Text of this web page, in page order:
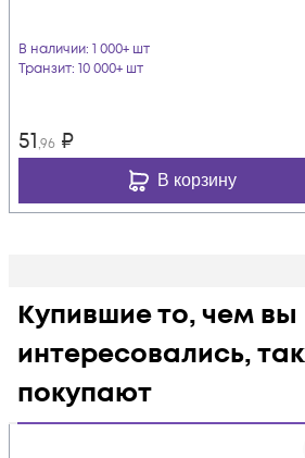
В наличии: 1 000+ шт
Транзит: 10 000+ шт
51,96 ₽
В корзину
Купившие то, чем вы
интересовались,
покупают